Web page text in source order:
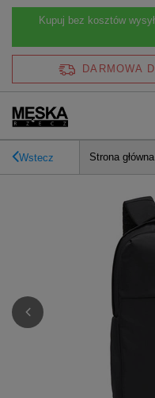
Kupuj bez kosztów
DARMOWA
Wstecz Strona główna